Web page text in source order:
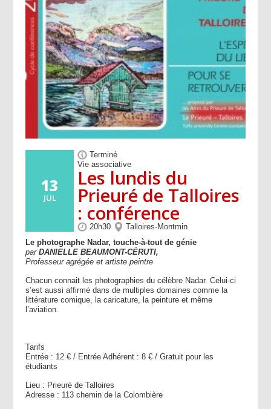
13
JUL
Terminé
Vie associative
Les lundis du
Prieuré de Talloires
: conférence
20h30
Talloires-Montmin
Le photographe Nadar, touche-à-tout de génie
par DANIELLEBEAUMONT-CÉRUTI,
Professeur agrégée et artiste peintre
Chacun connait les photographies du célèbre Nadar. Celui-ci
s’est aussi affirmé dans de multiples domaines comme la
littérature comique, la caricature, la peinture et même
l’aviation.
Tarifs
Entrée : 12 € / Entrée Adhérent : 8 € / Gratuit pour les
étudiants
Lieu : Prieuré de Talloires
Adresse : 113 chemin de la Colombière